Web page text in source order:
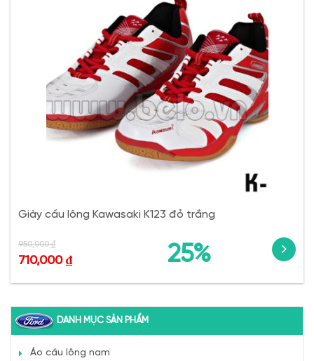
Giày cầu lông Kawasaki K123 đỏ trắng
25%
950,000₫
710,000 ₫
DANH MỤC SẢN PHẨM
Áo cầu lông nam